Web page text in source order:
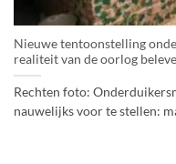
Nieuwe tentoonstelling
realiteit van de oorlog
Rechten foto:
nauwelijks voor te stellen: